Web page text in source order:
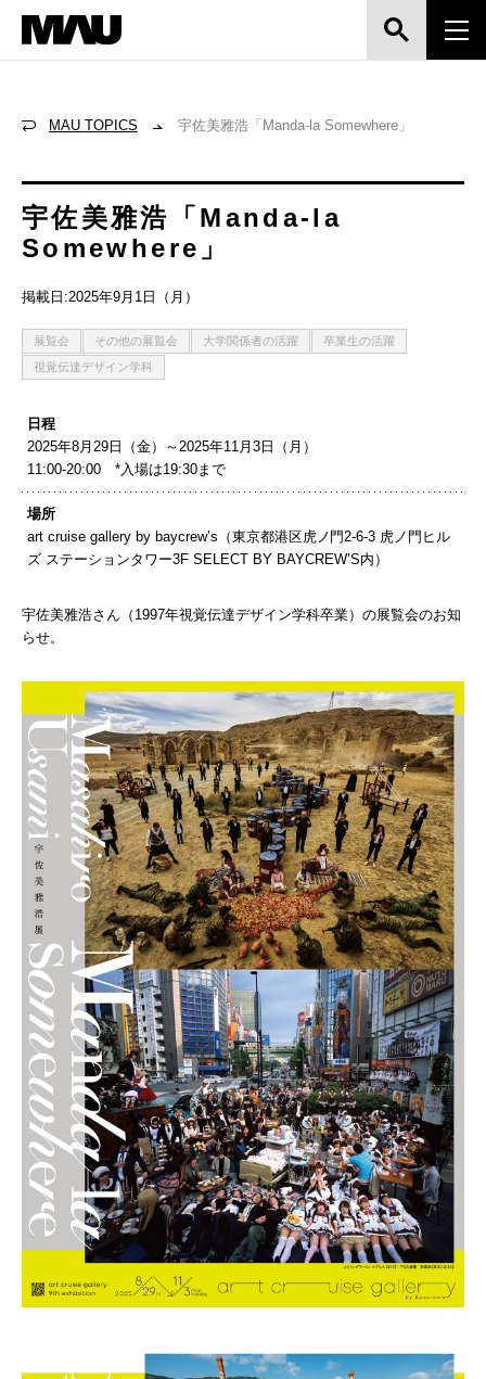
MAU TOPICS 宇佐美雅浩「Manda-la Somewhere」
宇佐美雅浩「Manda-la
Somewhere」
掲載日:2025年9月1日（月）
展覧会 その他の展覧会 大学関係者の活躍
卒業生の活躍
視覚伝達デザイン学科
日程
2025年8月29日（金）～2025年11月3日（月）
11:00-20:00 *入場は19:30まで
場所
art cruise gallery by baycrew’s（東京都港区虎ノ門2-6-3 虎ノ門ヒル
ズ ステーションタワー3F SELECT BY BAYCREW’S内）
宇佐美雅浩さん（1997年視覚伝達デザイン学科卒業）の展覧会のお知
らせ。